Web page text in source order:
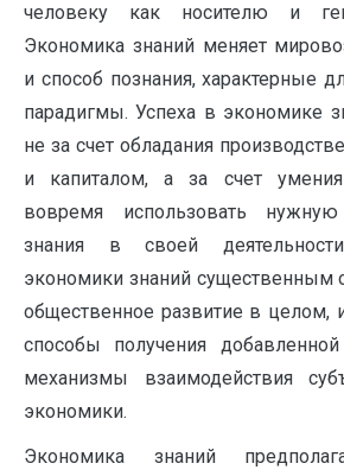
человеку как носителю и
Экономика знаний меняет
и способ познания, характерные
парадигмы. Успеха в экономике
не за счет обладания
и капиталом, а за счет
вовремя использовать
знания в своей
экономики знаний существенным
общественное развитие в целом,
способы получения
механизмы взаимодействия
экономики.
Экономика знаний